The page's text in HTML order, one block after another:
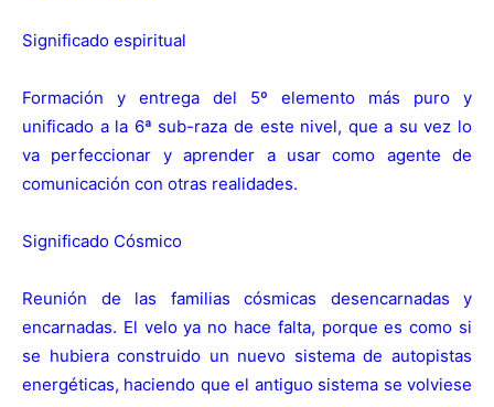
Significado espiritual
Formación y entrega del 5º elemento más puro y
unificado a la 6ª sub-raza de este nivel, que a su vez lo
va perfeccionar y aprender a usar como agente de
comunicación con otras realidades.
Significado Cósmico
Reunión de las familias cósmicas desencarnadas y
encarnadas. El velo ya no hace falta, porque es como si
se hubiera construido un nuevo sistema de autopistas
energéticas, haciendo que el antiguo sistema se volviese